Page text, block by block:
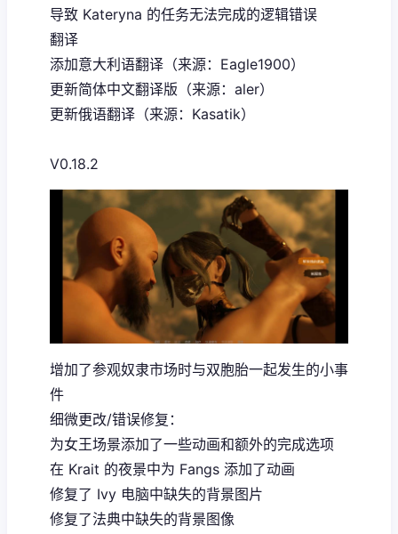
导致 Kateryna 的任务无法完成的逻辑错误
翻译
添加意大利语翻译（来源：Eagle1900）
更新简体中文翻译版（来源：aler）
更新俄语翻译（来源：Kasatik）
V0.18.2
增加了参观奴隶市场时与双胞胎一起发生的小事
件
细微更改/错误修复：
为女王场景添加了一些动画和额外的完成选项
在 Krait 的夜景中为 Fangs 添加了动画
修复了 Ivy 电脑中缺失的背景图片
修复了法典中缺失的背景图像